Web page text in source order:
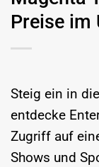
Preise im
Steig ein in
entdecke
Zugriff auf
Shows und